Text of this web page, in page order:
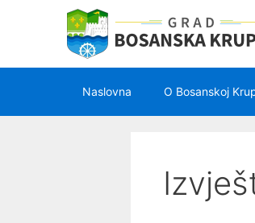
Naslovna O Bosanskoj